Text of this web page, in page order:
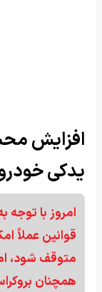
افزایش
یدکی
امروز با توجه
قوانین عملاً
متوقف شود،
همچنان